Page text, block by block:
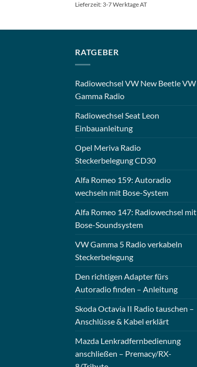
Lieferzeit: 3-7 Werktage AT
RATGEBER
Radiowechsel VW New Beetle VW
Gamma Radio
Radiowechsel Seat Leon
Einbauanleitung
Opel Meriva Radio
Steckerbelegung CD30
Alfa Romeo 159: Autoradio
wechseln mit Bose-System
Alfa Romeo 147: Radiowechsel mit
Bose-Soundsystem
VW Gamma 5 Radio verkabeln
Steckerbelegung
Den richtigen Adapter fürs
Autoradio finden – Anleitung
Skoda Octavia II Radio tauschen –
Anschlüsse & Kabel erklärt
Mazda Lenkradfernbedienung
anschließen – Premacy/RX-